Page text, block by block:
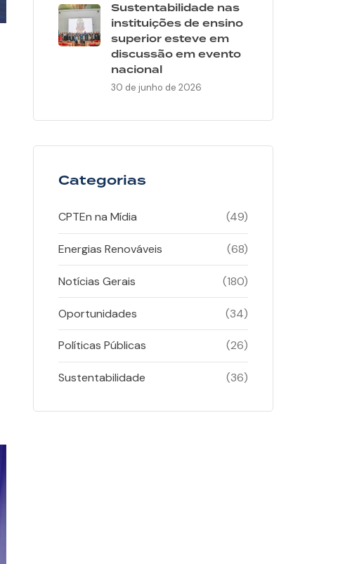
Sustentabilidade nas
instituições de ensino
superior esteve em
discussão em evento
nacional
30 de junho de 2026
Categorias
CPTEn na Mídia (49)
Energias Renováveis (68)
Notícias Gerais (180)
Oportunidades (34)
Políticas Públicas (26)
Sustentabilidade (36)